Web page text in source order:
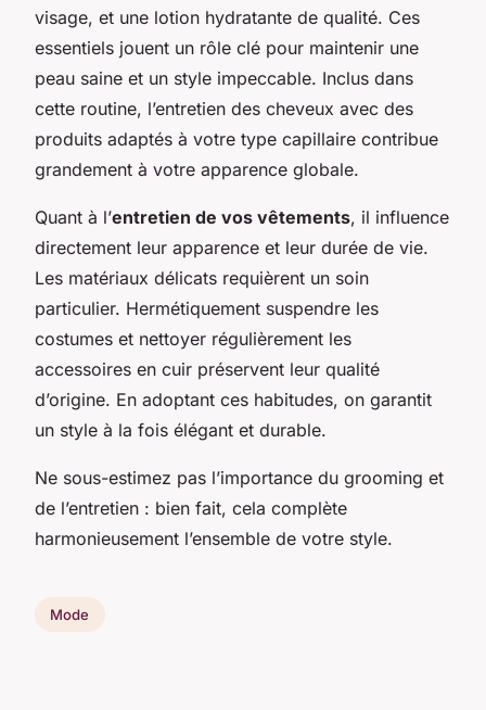
visage, et une lotion hydratante de qualité. Ces
essentiels jouent un rôle clé pour maintenir une
peau saine et un style impeccable. Inclus dans
cette routine, l’entretien des cheveux avec des
produits adaptés à votre type capillaire contribue
grandement à votre apparence globale.
Quant à l’entretien de vos vêtements, il influence
directement leur apparence et leur durée de vie.
Les matériaux délicats requièrent un soin
particulier. Hermétiquement suspendre les
costumes et nettoyer régulièrement les
accessoires en cuir préservent leur qualité
d’origine. En adoptant ces habitudes, on garantit
un style à la fois élégant et durable.
Ne sous-estimez pas l’importance du grooming et
de l’entretien : bien fait, cela complète
harmonieusement l’ensemble de votre style.
Mode